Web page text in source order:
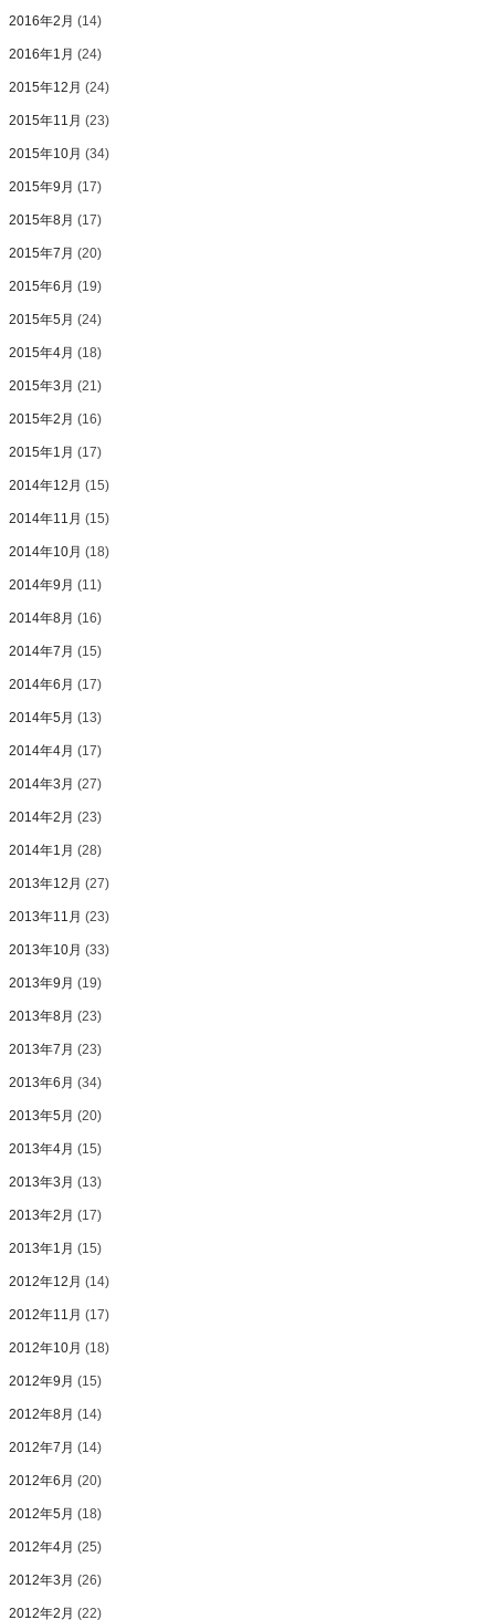
2016年2月 (14)
2016年1月 (24)
2015年12月 (24)
2015年11月 (23)
2015年10月 (34)
2015年9月 (17)
2015年8月 (17)
2015年7月 (20)
2015年6月 (19)
2015年5月 (24)
2015年4月 (18)
2015年3月 (21)
2015年2月 (16)
2015年1月 (17)
2014年12月 (15)
2014年11月 (15)
2014年10月 (18)
2014年9月 (11)
2014年8月 (16)
2014年7月 (15)
2014年6月 (17)
2014年5月 (13)
2014年4月 (17)
2014年3月 (27)
2014年2月 (23)
2014年1月 (28)
2013年12月 (27)
2013年11月 (23)
2013年10月 (33)
2013年9月 (19)
2013年8月 (23)
2013年7月 (23)
2013年6月 (34)
2013年5月 (20)
2013年4月 (15)
2013年3月 (13)
2013年2月 (17)
2013年1月 (15)
2012年12月 (14)
2012年11月 (17)
2012年10月 (18)
2012年9月 (15)
2012年8月 (14)
2012年7月 (14)
2012年6月 (20)
2012年5月 (18)
2012年4月 (25)
2012年3月 (26)
2012年2月 (22)